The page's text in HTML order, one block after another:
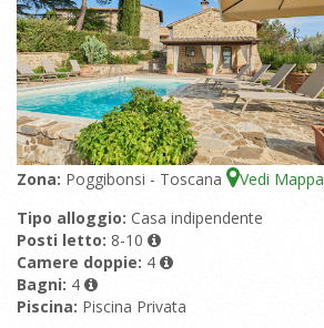
Zona: Poggibonsi - Toscana Vedi Mappa
Tipo alloggio: Casa indipendente
Posti letto: 8-10
Camere doppie: 4
Bagni: 4
Piscina: Piscina Privata